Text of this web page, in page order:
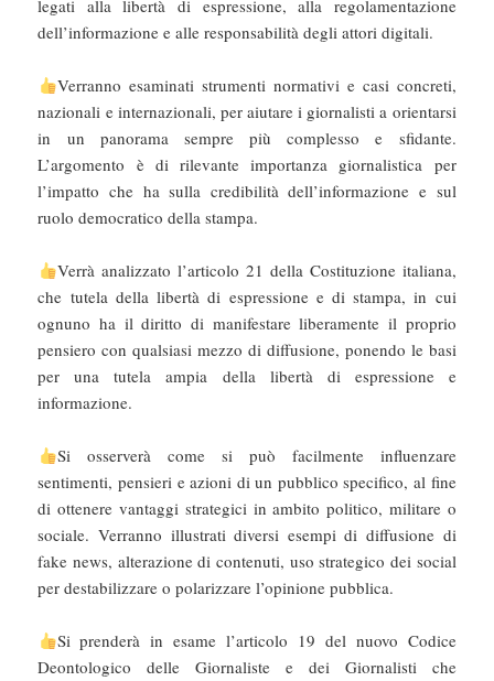
legati alla libertà di espressione, alla regolamentazione
dell’informazione e alle responsabilità degli attori digitali.
Verranno esaminati strumenti normativi e casi concreti,
nazionali e internazionali, per aiutare i giornalisti a orientarsi
in un panorama sempre più complesso e sfidante.
L’argomento è di rilevante importanza giornalistica per
l’impatto che ha sulla credibilità dell’informazione e sul
ruolo democratico della stampa.
Verrà analizzato l’articolo 21 della Costituzione italiana,
che tutela della libertà di espressione e di stampa, in cui
ognuno ha il diritto di manifestare liberamente il proprio
pensiero con qualsiasi mezzo di diffusione, ponendo le basi
per una tutela ampia della libertà di espressione e
informazione.
Si osserverà come si può facilmente influenzare
sentimenti, pensieri e azioni di un pubblico specifico, al fine
di ottenere vantaggi strategici in ambito politico, militare o
sociale. Verranno illustrati diversi esempi di diffusione di
fake news, alterazione di contenuti, uso strategico dei social
per destabilizzare o polarizzare l’opinione pubblica.
Si prenderà in esame l’articolo 19 del nuovo Codice
Deontologico delle Giornaliste e dei Giornalisti che